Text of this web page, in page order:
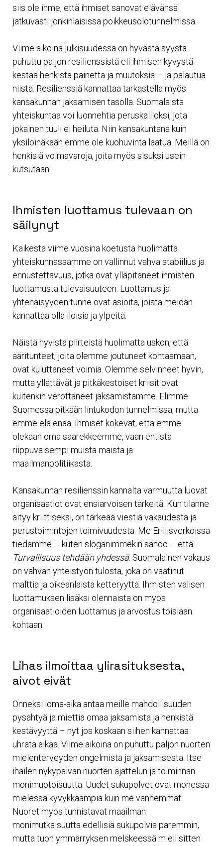
siis ole ihme, että ihmiset sanovat elävänsä
jatkuvasti jonkinlaisissa poikkeusolotunnelmissa.
Viime aikoina julkisuudessa on hyvästä syystä
puhuttu paljon resilienssistä eli ihmisen kyvystä
kestää henkistä painetta ja muutoksia – ja palautua
niistä. Resilienssiä kannattaa tarkastella myös
kansakunnan jaksamisen tasolla. Suomalaista
yhteiskuntaa voi luonnehtia peruskallioksi, jota
jokainen tuuli ei heiluta. Niin kansakuntana kuin
yksilöinäkään emme ole kuohuvinta laatua. Meillä on
henkisiä voimavaroja, joita myös sisuksi usein
kutsutaan.
Ihmisten luottamus tulevaan on
säilynyt
Kaikesta viime vuosina koetusta huolimatta
yhteiskunnassamme on vallinnut vahva stabiilius ja
ennustettavuus, jotka ovat ylläpitäneet ihmisten
luottamusta tulevaisuuteen. Luottamus ja
yhtenäisyyden tunne ovat asioita, joista meidän
kannattaa olla iloisia ja ylpeitä.
Näistä hyvistä piirteistä huolimatta uskon, että
ääritunteet, joita olemme joutuneet kohtaamaan,
ovat kuluttaneet voimia. Olemme selvinneet hyvin,
mutta yllättävät ja pitkäkestoiset kriisit ovat
kuitenkin verottaneet jaksamistamme. Elimme
Suomessa pitkään lintukodon tunnelmissa, mutta
emme elä enää. Ihmiset kokevat, että emme
olekaan oma saarekkeemme, vaan entistä
riippuvaisempi muista maista ja
maailmanpolitiikasta.
Kansakunnan resilienssin kannalta varmuutta luovat
organisaatiot ovat ensiarvoisen tärkeitä. Kun tilanne
äityy kriittiseksi, on tärkeää viestiä vakaudesta ja
perustoimintojen toimivuudesta. Me Erillisverkoissa
tiedämme – kuten sloganimmekin sanoo – että
Turvallisuus tehdään yhdessä. Suomalainen vakaus
on vahvan yhteistyön tulosta, joka on vaatinut
malttia ja oikeanlaista ketteryyttä. Ihmisten välisen
luottamuksen lisäksi olennaista on myös
organisaatioiden luottamus ja arvostus toisiaan
kohtaan.
Lihas ilmoittaa ylirasituksesta,
aivot eivät
Onneksi loma-aika antaa meille mahdollisuuden
pysähtyä ja miettiä omaa jaksamista ja henkistä
kestävyyttä – nyt jos koskaan siihen kannattaa
uhrata aikaa. Viime aikoina on puhuttu paljon nuorten
mielenterveyden ongelmista ja jaksamisesta. Itse
ihailen nykypäivän nuorten ajattelun ja toiminnan
monimuotoisuutta. Uudet sukupolvet ovat monessa
mielessä kyvykkäämpiä kuin me vanhemmat.
Nuoret myös tunnistavat maailman
monimutkaisuutta edellisiä sukupolvia paremmin,
mutta tuon ymmärryksen melskeessä mieli sitten